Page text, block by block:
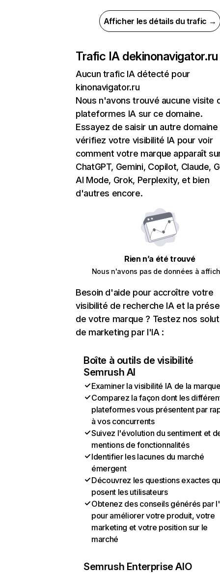
Afficher les détails du trafic →
Trafic IA dekinonavigator.ru
Aucun trafic IA détecté pour
kinonavigator.ru
Nous n'avons trouvé aucune visite
plateformes IA sur ce domaine.
Essayez de saisir un autre domaine
vérifiez votre visibilité IA pour voir
comment votre marque apparaît
ChatGPT, Gemini, Copilot, Claude,
AI Mode, Grok, Perplexity, et bien
d'autres encore.
Rien n’a été trouvé
Nous n'avons pas de données à
Besoin d'aide pour accroître votre
visibilité de recherche IA et la
de votre marque ? Testez nos
de marketing par l'IA :
Boîte à outils de visibilité
Semrush AI
Examiner la visibilité IA de la
Comparez la façon dont les
plateformes vous présentent par
à vos concurrents
Suivez l'évolution du sentiment et
mentions de fonctionnalités
Identifier les lacunes du marché
émergent
Découvrez les questions exactes
posent les utilisateurs
Obtenez des conseils générés par
pour améliorer votre produit, votre
marketing et votre position sur le
marché
Semrush Enterprise AIO